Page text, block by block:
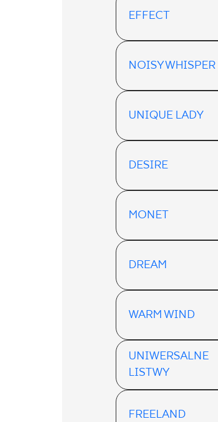
EFFECT
NOISY WHISPER
UNIQUE LADY
DESIRE
MONET
DREAM
WARM WIND
UNIWERSALNE
LISTWY
FREELAND